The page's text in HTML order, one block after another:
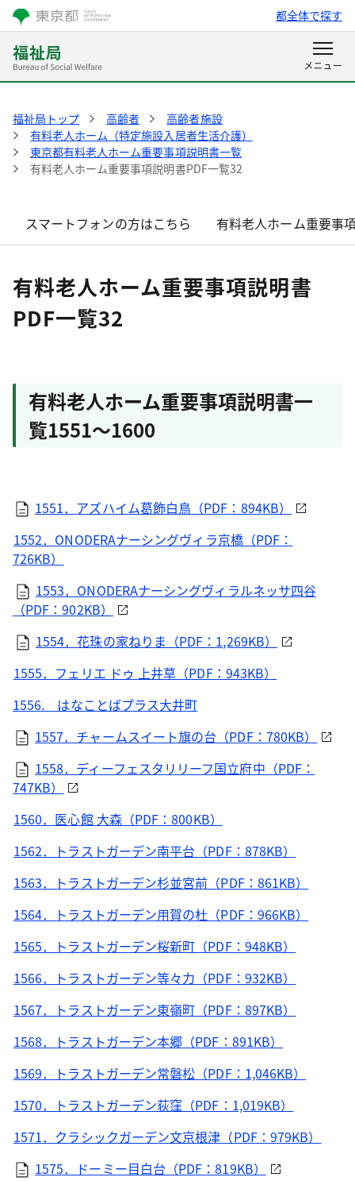
都全体で探す
福祉局トップ 高齢者
高齢者施設
有料老人ホーム（特定施設入居者生活介護）
東京都有料老人ホーム重要事項説明書一覧
有料老人ホーム重要事項説明書PDF一覧32
スマートフォンの方はこちら 有料老人ホーム重要事
有料老人ホーム重要事項説明書
PDF一覧32
有料老人ホーム重要事項説明書一
覧1551～1600
1551．アズハイム葛飾白鳥（PDF：894KB）
1552．ONODERAナーシングヴィラ京橋（PDF：
726KB）
1553．ONODERAナーシングヴィラルネッサ四谷
（PDF：902KB）
1554．花珠の家ねりま（PDF：1,269KB）
1555．フェリエ ドゥ 上井草（PDF：943KB）
1556. はなことばプラス大井町
1557．チャームスイート旗の台（PDF：780KB）
1558．ディーフェスタリリーフ国立府中（PDF：
747KB）
1560．医心館 大森（PDF：800KB）
1562．トラストガーデン南平台（PDF：878KB）
1563．トラストガーデン杉並宮前（PDF：861KB）
1564．トラストガーデン用賀の杜（PDF：966KB）
1565．トラストガーデン桜新町（PDF：948KB）
1566．トラストガーデン等々力（PDF：932KB）
1567．トラストガーデン東嶺町（PDF：897KB）
1568．トラストガーデン本郷（PDF：891KB）
1569．トラストガーデン常磐松（PDF：1,046KB）
1570．トラストガーデン荻窪（PDF：1,019KB）
1571．クラシックガーデン文京根津（PDF：979KB）
1575．ドーミー目白台（PDF：819KB）